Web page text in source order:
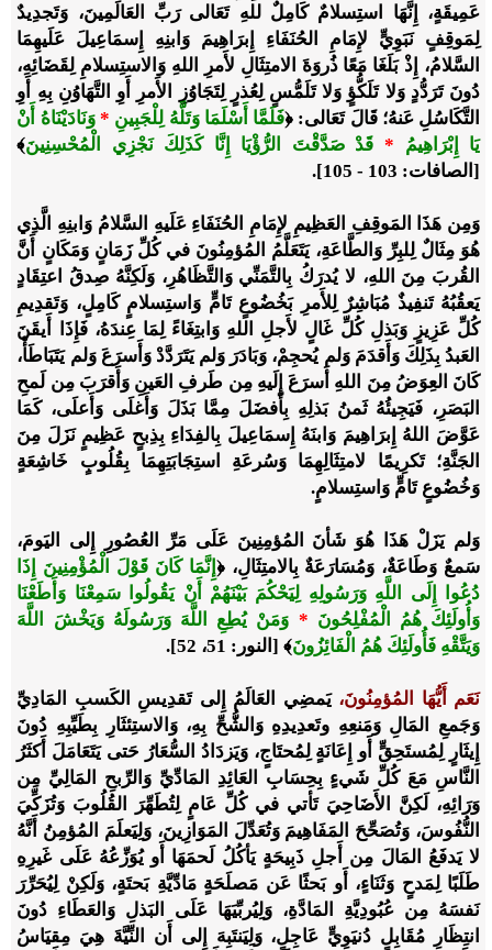
عَمِيقَةٍ، إِنَّهَا استِسلامٌ كَامِلٌ للهِ تَعَالى رَبِّ العَالَمِينَ، وَتَجدِيدٌ
لِمَوقِفٍ نَبَوِيٍّ لإِمَامِ الحُنَفَاءِ إِبرَاهِيمَ وَابنِهِ إِسمَاعِيلَ عَلَيهِمَا
السَّلامُ، إِذْ بَلَغَا مَعًا ذُروَةَ الامتِثَالِ لأَمرِ اللهِ وَالاستِسلامِ لِقَضَائِهِ،
دُونَ تَرَدُّدٍ وَلا تَلَكُّؤٍ وَلا تَلَمُّسٍ لِعُذرٍ لِتَجَاوُزِ الأَمرِ أَوِ التَّهَاوُنِ بِهِ أَوِ
التَّكَاسُلِ عَنهُ؛ قَالَ تَعَالى: ﴿فَلَمَّا أَسْلَمَا وَتَلَّهُ لِلْجَبِينِ *وَنَادَيْنَاهُ أَنْ
يَا إِبْرَاهِيمُ * قَدْ صَدَّقْتَ الرُّؤْيَا إِنَّا كَذَلِكَ نَجْزِي الْمُحْسِنِينَ﴾
[الصافات: 103 - 105].
وَمِن هَذَا المَوقِفِ العَظِيمِ لإِمَامِ الحُنَفَاءِ عَلَيهِ السَّلامُ وَابنِهِ الَّذِي
هُوَ مِثَالٌ لِلبِرِّ وَالطَّاعَةِ، يَتَعَلَّمُ المُؤمِنُونَ في كُلِّ زَمَانٍ وَمَكَانٍ أَنَّ
القُربَ مِنَ اللهِ، لا يُدرَكُ بِالتَّمَنِّي وَالتَّظَاهُرِ، وَلَكِنَّهُ صِدقُ اعتِقَادٍ
يَعقُبُهُ تَنفِيذٌ مُبَاشِرٌ لِلأَمرِ بَخُضُوعٍ تَامٍّ وَاستِسلامٍ كَامِلٍ، وَتَقدِيمِ
كُلِّ عَزِيزٍ وَبَذلِ كُلِّ غَالٍ لأَجلِ اللهِ وَابتِغَاءً لِمَا عِندَهُ، فَإِذَا أَيقَنَ
العَبدُ بِذَلِكَ وَأَقدَمَ وَلم يُحجِمْ، وَبَادَرَ وَلم يَتَرَدَّدْ وَأَسرَعَ وَلم يَتَبَاطَأْ،
كَانَ العِوَضُ مِنَ اللهِ أَسرَعَ إِلَيهِ مِن طَرفِ العَينِ وَأَقرَبَ مِن لَمحِ
البَصَرِ، فَيَجِيئُهُ ثَمنُ بَذلِهِ بِأَفضَلَ مِمَّا بَذَلَ وَأَغلَى وَأَعلَى، كَمَا
عَوَّضَ اللهُ إِبرَاهِيمَ وَابنَهُ إِسمَاعِيلَ بِالفِدَاءِ بِذِبحٍ عَظِيمٍ نَزَلَ مِنَ
الجَنَّةِ؛ تَكرِيمًا لامتِثَالِهِمَا وَسُرعَةِ استِجَابَتِهِمَا بِقُلُوبٍ خَاشِعَةٍ
وَخُضُوعٍ تَامٍّ وَاستِسلامٍ.
وَلم يَزَلْ هَذَا هُوَ شَأنَ المُؤمِنِينَ عَلَى مَرِّ العُصُورِ إِلى اليَومَ،
سَمعٌ وَطَاعَةٌ، وَمُسَارَعَةٌ بِالامتِثَالِ،﴿ إِنَّمَا كَانَ قَوْلَ الْمُؤْمِنِينَ إِذَا
دُعُوا إِلَى اللَّهِ وَرَسُولِهِ لِيَحْكُمَ بَيْنَهُمْ أَنْ يَقُولُوا سَمِعْنَا وَأَطَعْنَا
وَأُولَئِكَ هُمُ الْمُفْلِحُونَ * وَمَنْ يُطِعِ اللَّهَ وَرَسُولَهُ وَيَخْشَ اللَّهَ
وَيَتَّقْهِ فَأُولَئِكَ هُمُ الْفَائِزُونَ﴾ [النور: 51، 52].
نَعَم أَيُّهَا المُؤمِنُونَ، يَمضِي العَالَمُ إِلى تَقدِيسِ الكَسبِ المَادِيِّ
وَجَمعِ المَالِ وَمَنعِهِ وتَعدِيدِهِ وَالشُّحِّ بِهِ، وَالاستِئثَارِ بِطَيِّبِهِ دُونَ
إِيثَارٍ لِمُستَحِقٍّ أَو إِعَانَةٍ لِمُحتَاجٍ، وَيَزدَادُ السُّعَارُ حَتى يَتَعَامَلَ أَكثَرُ
النَّاسِ مَعَ كُلِّ شَيءٍ بِحِسَابِ العَائِدِ المَادِّيِّ وَالرِّبحِ المَالِيِّ مِن
وَرَائِهِ، لَكِنَّ الأَضَاحِيَ تَأتي في كُلِّ عَامٍ لِتُطَهِّرَ القُلُوبَ وَتُزَكِّيَ
النُّفُوسَ، وَتُصَحِّحَ المَفَاهِيمَ وَتُعَدِّلَ المَوَازِينَ، وَلِيَعلَمَ المُؤمِنُ أَنَّهُ
لا يَدفَعُ المَالَ مِن أَجلِ ذَبِيحَةٍ يَأكُلُ لَحمَهَا أَو يُوَزِّعُهُ عَلَى غَيرِهِ
طَلَبًا لِمَدحٍ وَثَنَاءٍ، أَو بَحثًا عَن مَصلَحَةٍ مَادِّيَّةِ بَحتَةٍ، وَلَكِنْ لِيُحَرِّرَ
نَفسَهُ مِن عُبُودِيَّةِ المَادَّةِ، وَلِيُربِّيَهَا عَلَى البَذلِ وَالعَطَاءِ دُونَ
انتِظَارِ مُقَابِلٍ دُنيَوِيٍّ عَاجِلٍ، وَلِيَنتَبِهَ إِلى أَن النِّيَّةَ هِيَ مِقيَاسُ